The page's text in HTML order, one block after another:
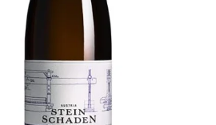
IN DEN WARENKORB